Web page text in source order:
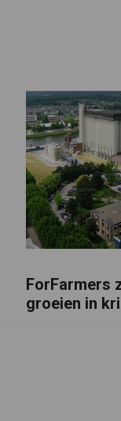
ForFarmers
groeien in